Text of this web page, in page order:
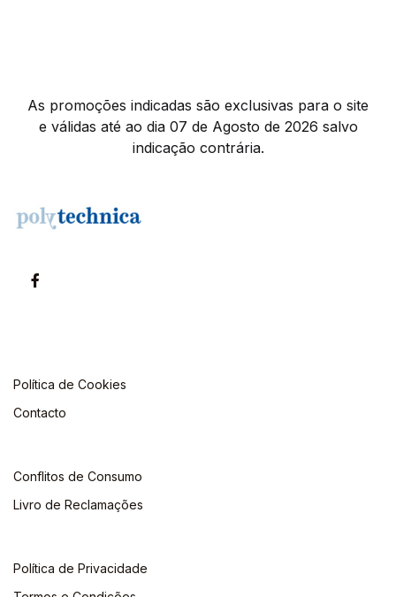
As promoções indicadas são exclusivas para o site
e válidas até ao dia 07 de Agosto de 2026 salvo
indicação contrária.
Política de Cookies
Contacto
Conflitos de Consumo
Livro de Reclamações
Política de Privacidade